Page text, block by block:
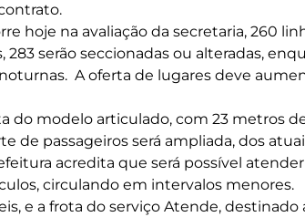
hoje na avaliação da secretaria, 260
serão seccionadas ou alteradas,
A oferta de lugares deve
do modelo articulado, com 23 metros
de passageiros será ampliada, dos
acredita que será possível
circulando em intervalos menores.
e a frota do serviço Atende, destinado